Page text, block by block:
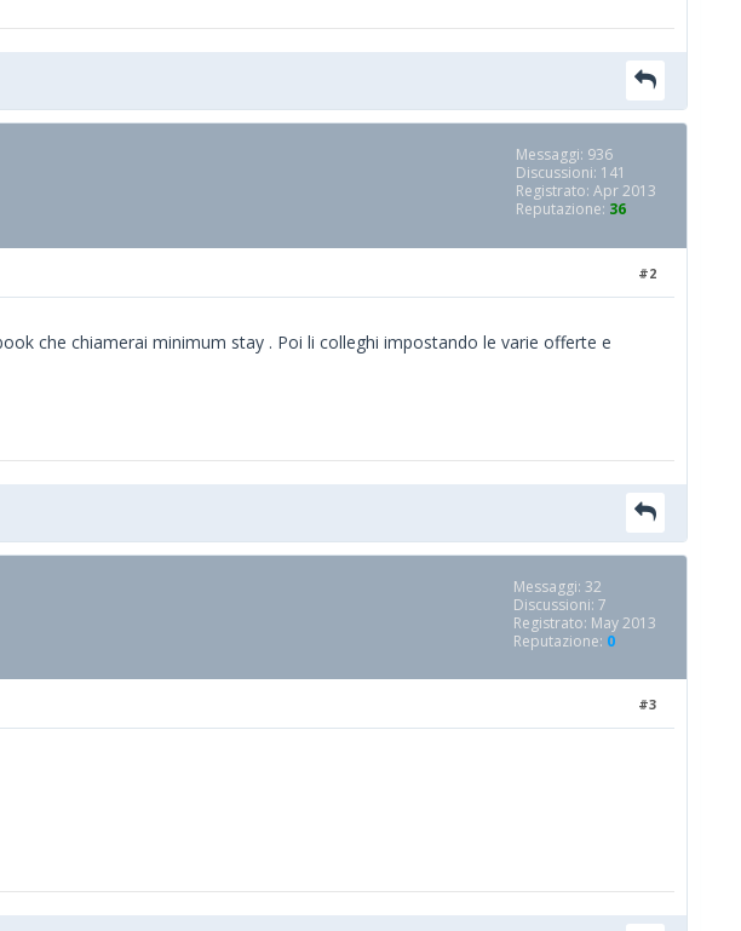
Messaggi: 936
Discussioni: 141
Registrato: Apr 2013
Reputazione: 36
#2
che chiamerai minimum stay . Poi li colleghi impostando le varie offerte e
Messaggi: 32
Discussioni: 7
Registrato: May 2013
Reputazione: 0
#3